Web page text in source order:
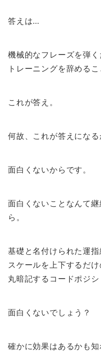
答えは…
機械的なフレーズを弾
トレーニングを辞めるこ
これが答え。
何故、これが答えにな
面白くないからです。
面白くないことなんて
ら。
基礎と名付けられた運指
スケールを上下するだ
丸暗記するコードポジシ
面白くないでしょう？
確かに効果はあるかも知